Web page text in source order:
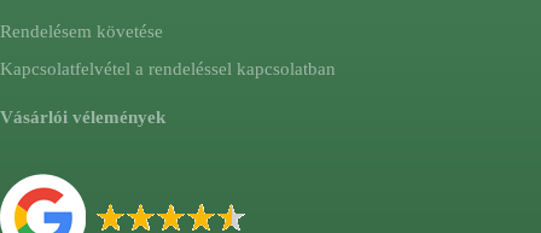
Rendelésem követése
Kapcsolatfelvétel a rendeléssel kapcsolatban
Vásárlói vélemények